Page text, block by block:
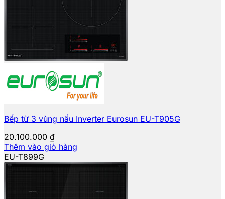
Bếp từ 3 vùng nấu Inverter Eurosun EU-T905G
20.100.000 ₫
Thêm vào giỏ hàng
EU-T899G